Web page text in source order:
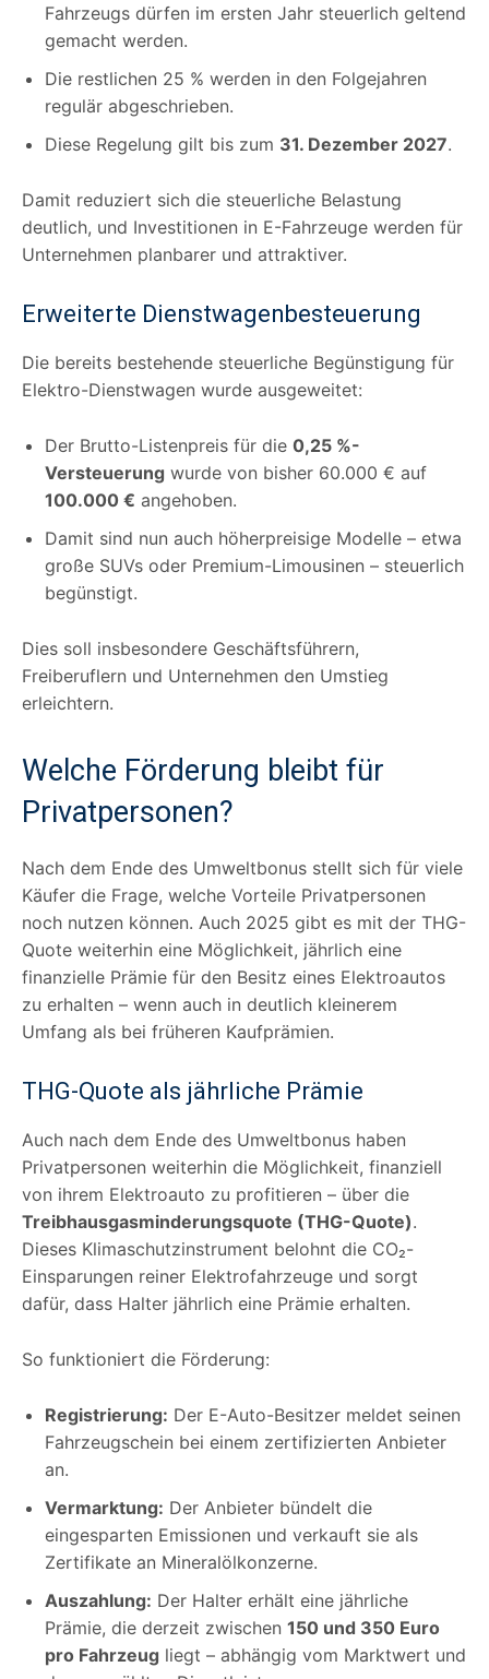
Fahrzeugs dürfen im ersten Jahr steuerlich geltend
gemacht werden.
Die restlichen 25 % werden in den Folgejahren
regulär abgeschrieben.
Diese Regelung gilt bis zum 31. Dezember 2027.
Damit reduziert sich die steuerliche Belastung
deutlich, und Investitionen in E-Fahrzeuge werden für
Unternehmen planbarer und attraktiver.
Erweiterte Dienstwagenbesteuerung
Die bereits bestehende steuerliche Begünstigung für
Elektro-Dienstwagen wurde ausgeweitet:
Der Brutto-Listenpreis für die 0,25 %-
Versteuerung wurde von bisher 60.000 € auf
100.000 € angehoben.
Damit sind nun auch höherpreisige Modelle – etwa
große SUVs oder Premium-Limousinen – steuerlich
begünstigt.
Dies soll insbesondere Geschäftsführern,
Freiberuflern und Unternehmen den Umstieg
erleichtern.
Welche Förderung bleibt für
Privatpersonen?
Nach dem Ende des Umweltbonus stellt sich für viele
Käufer die Frage, welche Vorteile Privatpersonen
noch nutzen können. Auch 2025 gibt es mit der THG-
Quote weiterhin eine Möglichkeit, jährlich eine
finanzielle Prämie für den Besitz eines Elektroautos
zu erhalten – wenn auch in deutlich kleinerem
Umfang als bei früheren Kaufprämien.
THG-Quote als jährliche Prämie
Auch nach dem Ende des Umweltbonus haben
Privatpersonen weiterhin die Möglichkeit, finanziell
von ihrem Elektroauto zu profitieren – über die
Treibhausgasminderungsquote (THG-Quote).
Dieses Klimaschutzinstrument belohnt die CO₂-
Einsparungen reiner Elektrofahrzeuge und sorgt
dafür, dass Halter jährlich eine Prämie erhalten.
So funktioniert die Förderung:
Registrierung: Der E-Auto-Besitzer meldet seinen
Fahrzeugschein bei einem zertifizierten Anbieter
an.
Vermarktung: Der Anbieter bündelt die
eingesparten Emissionen und verkauft sie als
Zertifikate an Mineralölkonzerne.
Auszahlung: Der Halter erhält eine jährliche
Prämie, die derzeit zwischen 150 und 350 Euro
pro Fahrzeug liegt – abhängig vom Marktwert und